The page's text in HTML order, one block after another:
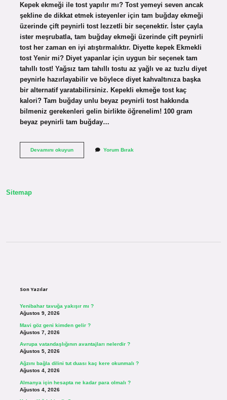
Kepek ekmeği ile tost yapılır mı? Tost yemeyi seven ancak
şekline de dikkat etmek isteyenler için tam buğday ekmeği
üzerinde çift peynirli tost lezzetli bir seçenektir. İster çayla
ister meşrubatla, tam buğday ekmeği üzerinde çift peynirli
tost her zaman en iyi atıştırmalıktır. Diyette kepek Ekmekli
tost Yenir mi? Diyet yapanlar için uygun bir seçenek tam
tahıllı tost! Yağsız tam tahıllı tostu az yağlı ve az tuzlu diyet
peynirle hazırlayabilir ve böylece diyet kahvaltınıza başka
bir alternatif yaratabilirsiniz. Kepekli ekmeğe tost kaç
kalori? Tam buğday unlu beyaz peynirli tost hakkında
bilmeniz gerekenleri gelin birlikte öğrenelim! 100 gram
beyaz peynirli tam buğday…
Devamını okuyunKepekli
Yorum Bırak
Sitemap
Son Yazılar
Yenibahar tavuğa yakışır mı ?
Ağustos 9, 2026
Mavi göz geni kimden gelir ?
Ağustos 7, 2026
Avrupa vatandaşlığının avantajları nelerdir ?
Ağustos 5, 2026
Ağzını bağla dilini tut duası kaç kere okunmalı ?
Ağustos 4, 2026
Almanya için hesapta ne kadar para olmalı ?
Ağustos 4, 2026